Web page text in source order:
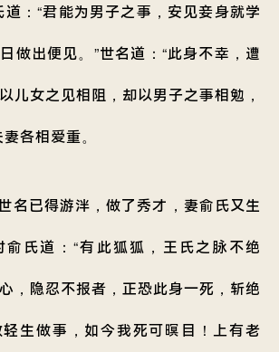
道：“君能为男子之事，安见妾身就学
做出便见。”世名道：“此身不幸，遭
儿女之见相阻，却以男子之事相勉，
各相爱重。
名已得游泮，做了秀才，妻俞氏又生
氏道：“有此狐狐，王氏之脉不绝
，隐忍不报者，正恐此身一死，斩绝
生做事，如今我死可暝目！上有老